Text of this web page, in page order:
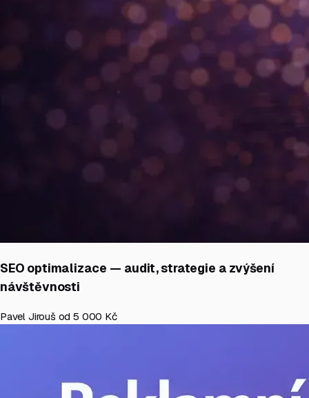
SEO optimalizace — audit, strategie a zvýšení
návštěvnosti
Pavel Jirouš od 5 000 Kč